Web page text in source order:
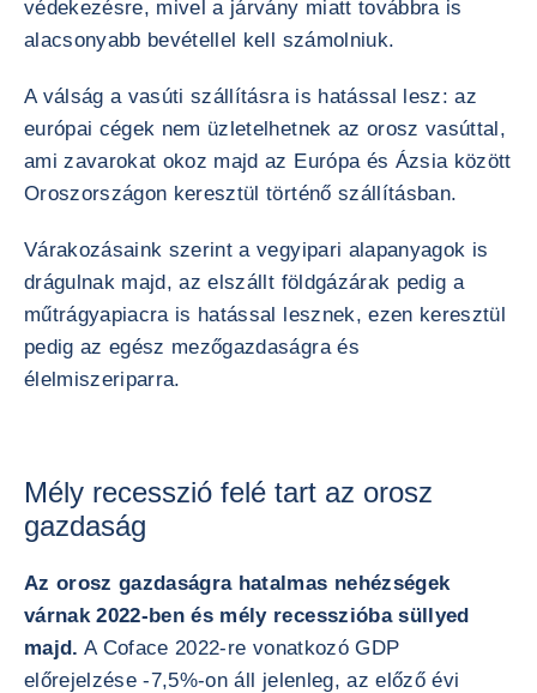
védekezésre, mivel a járvány miatt továbbra is
alacsonyabb bevétellel kell számolniuk.
A válság a vasúti szállításra is hatással lesz: az
európai cégek nem üzletelhetnek az orosz vasúttal,
ami zavarokat okoz majd az Európa és Ázsia között
Oroszországon keresztül történő szállításban.
Várakozásaink szerint a vegyipari alapanyagok is
drágulnak majd, az elszállt földgázárak pedig a
műtrágyapiacra is hatással lesznek, ezen keresztül
pedig az egész mezőgazdaságra és
élelmiszeriparra.
Mély recesszió felé tart az orosz
gazdaság
Az orosz gazdaságra hatalmas nehézségek
várnak 2022-ben és mély recesszióba süllyed
majd. A Coface 2022-re vonatkozó GDP
előrejelzése -7,5%-on áll jelenleg, az előző évi